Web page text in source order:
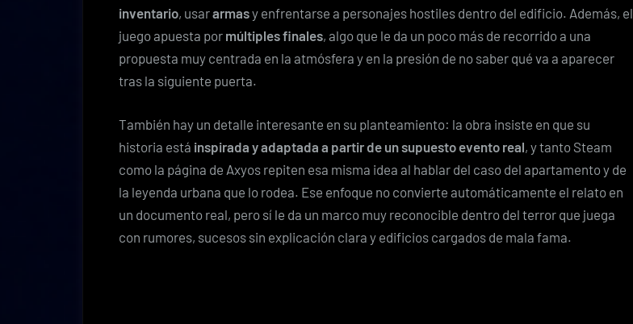
inventario, usararmasy enfrentarse a personajes hostiles dentro del edificio. Además, el
juego apuesta por múltiples finales, algo que le da un poco más de recorrido a una
propuesta muy centrada en la atmósfera y en la presión de no saber qué va a aparecer
tras la siguiente puerta.
También hay un detalle interesante en su planteamiento: la obra insiste en que su
historia está inspirada y adaptada a partir de un supuesto evento real, y tanto Steam
como la página de Axyos repiten esa misma idea al hablar del caso del apartamento y de
la leyenda urbana que lo rodea. Ese enfoque no convierte automáticamente el relato en
un documento real, pero sí le da un marco muy reconocible dentro del terror que juega
con rumores, sucesos sin explicación clara y edificios cargados de mala fama.